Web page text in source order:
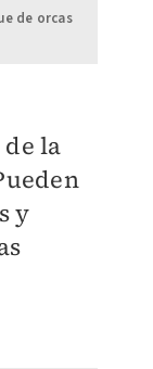
de orcas
la
y